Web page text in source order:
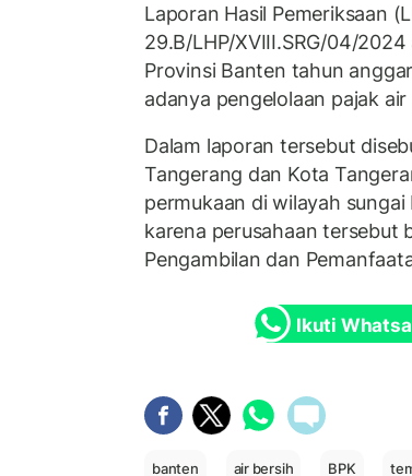
Laporan Hasil Pemeriksaan
29.B/LHP/XVIII.SRG/04/
Provinsi Banten tahun
adanya pengelolaan pajak
Dalam laporan tersebut
Tangerang dan Kota
permukaan di wilayah
karena perusahaan tersebut
Pengambilan dan
Ikuti
banten air bersih BPK